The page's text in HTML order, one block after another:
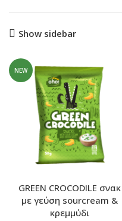
Show sidebar
NEW
GREEN CROCODILE σνακ
με γεύση sourcream &
κρεμμύδι